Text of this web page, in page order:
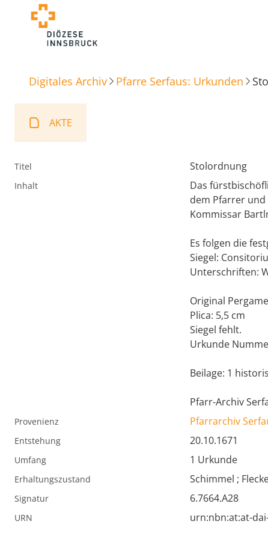
Digitales Archiv Pfarre Serfaus: Urkunden
AKTE
Titel Stolordnung
Inhalt
Das
dem Pfarrer
Kommissar
Es folgen die
Siegel:
Unterschriften:
Original
Plica: 5,5 cm
Siegel fehlt.
Urkunde
Beilage: 1
Pfarr-Archiv
Provenienz Pfarrarchiv
Entstehung 20.10.1671
Umfang 1 Urkunde
Erhaltungszustand Schimmel ;
Signatur 6.7664.A28
URN urn:nbn:at:at-